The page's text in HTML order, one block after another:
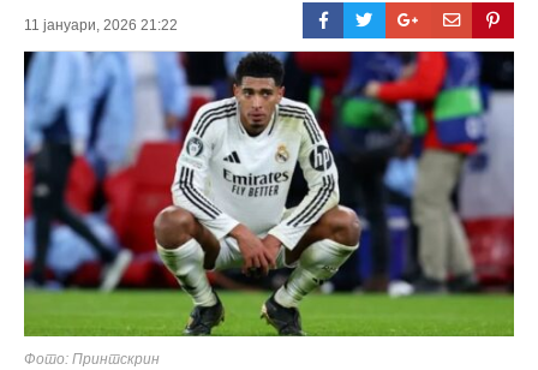
11 јануари, 2026 21:22
Фото: Принтскрин